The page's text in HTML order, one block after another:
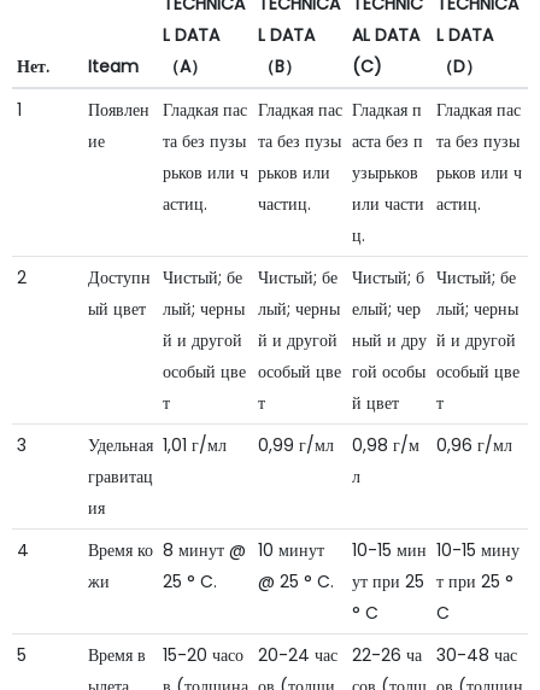
Нет. Iteam
L DATA
（A）
L DATA
（B）
AL DATA
(C)
L DATA
（D）
1
Появлен
ие
Гладкая пас
та без пузы
рьков или ч
астиц.
Гладкая пас
та без пузы
рьков или
частиц.
Гладкая п
аста без п
узырьков
или части
ц.
Гладкая пас
та без пузы
рьков или ч
астиц.
2
Доступн
ый цвет
Чистый; бе
лый; черны
й и другой
особый цве
т
Чистый; бе
лый; черны
й и другой
особый цве
т
Чистый; б
елый; чер
ный и дру
гой особы
й цвет
Чистый; бе
лый; черны
й и другой
особый цве
т
3
Удельная
гравитац
ия
1,01 г/мл 0,99 г/мл
0,98 г/м
л
0,96 г/мл
4
Время ко
жи
8 минут @
25 ° C.
10 минут
@ 25 ° C.
10-15 мин
ут при 25
° C
10-15 мину
т при 25 °
C
5
Время в
15-20 часо 20-24 час 22-26 ча 30-48 час